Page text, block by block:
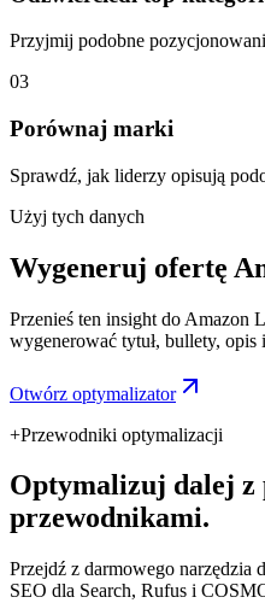
Przyjmij podobne
03
Porównaj marki
Sprawdź, jak liderzy opisują
Użyj tych danych
Wygeneruj ofertę
Przenieś ten insight do Amazon
wygenerować tytuł, bullety, opis
Otwórz optymalizator
+Przewodniki optymalizacji
Optymalizuj dalej z
przewodnikami.
Przejdź z darmowego narzędzia
SEO dla Search, Rufus i